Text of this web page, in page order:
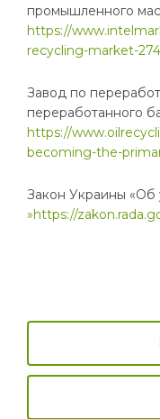
промышленного
https://
recycling-market-
Завод по
переработанного
https://
becoming-the-
Закон Украины «Об
»https://